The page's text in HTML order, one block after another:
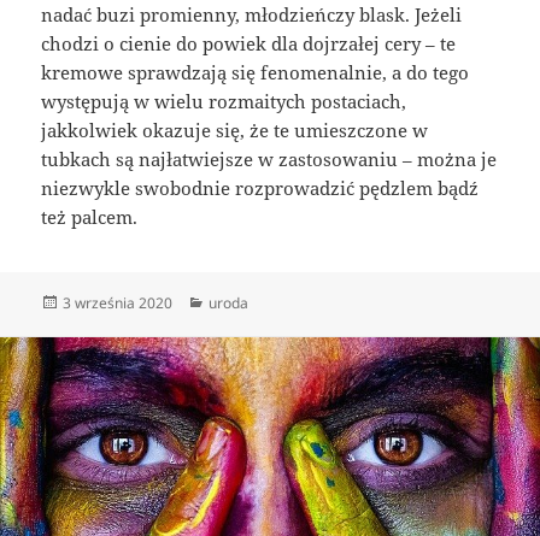
nadać buzi promienny, młodzieńczy blask. Jeżeli
chodzi o cienie do powiek dla dojrzałej cery – te
kremowe sprawdzają się fenomenalnie, a do tego
występują w wielu rozmaitych postaciach,
jakkolwiek okazuje się, że te umieszczone w
tubkach są najłatwiejsze w zastosowaniu – można je
niezwykle swobodnie rozprowadzić pędzlem bądź
też palcem.
Data
3 września 2020 Kategorie
uroda